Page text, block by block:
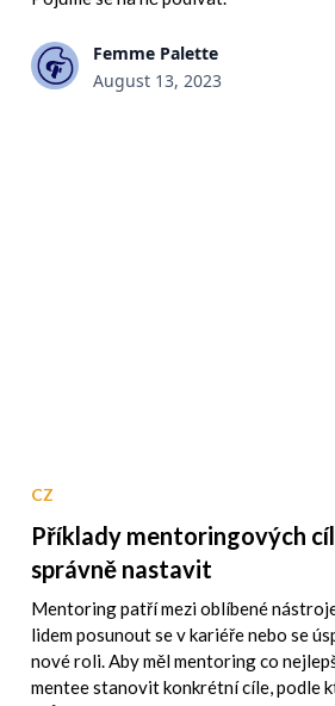
Femme Palette
August 13, 2023
CZ
Příklady mentoringových
správně nastavit
Mentoring patří mezi oblíbené
lidem posunout se v kariéře nebo se
nové roli. Aby měl mentoring co
mentee stanovit konkrétní cíle, podle